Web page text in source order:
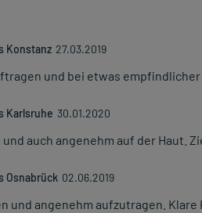
Konstanz 27.03.2019
und bei etwas
Karlsruhe 30.01.2020
auch angenehm auf der Haut.
Osnabrück 02.06.2019
und angenehm aufzutragen. Klare